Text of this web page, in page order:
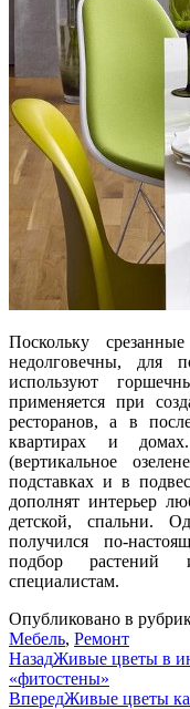
Поскольку
недолговечны, для
используют
применяется при
ресторанов, а в
квартирах и
(вертикальное
подставках и в
дополнят интерьер
детской, спальни.
получился по-
подбор растений
специалистам.
Опубликовано в
Мебель, Ремонт
НазадЖивые цветы в
«фитостены»
ВпередЖивые цветы